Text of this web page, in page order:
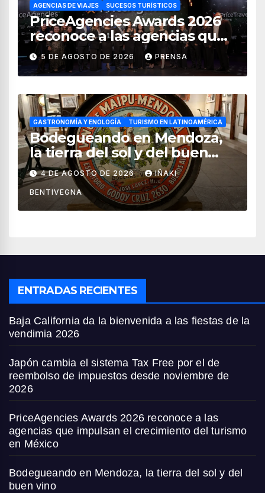
AGENCIAS DE VIAJES SUCESOS TURÍSTICOS
PriceAgencies Awards 2026
reconoce a las agencias que
impulsan el crecimiento del
turismo en México
5 DE AGOSTO DE 2026 PRENSA
GASTRONOMÍA Y ENOLOGÍA TURISMO EN LATINOAMÉRICA
Bodegueando en Mendoza,
la tierra del sol y del buen
vino
4 DE AGOSTO DE 2026 IÑAKI
BENTIVEGNA
ENTRADAS RECIENTES
Baja California da la bienvenida a las fiestas de la
vendimia 2026
Japón cambia el sistema Tax Free por el de
reembolso de impuestos desde noviembre de
2026
PriceAgencies Awards 2026 reconoce a las
agencias que impulsan el crecimiento del turismo
en México
Bodegueando en Mendoza, la tierra del sol y del
buen vino